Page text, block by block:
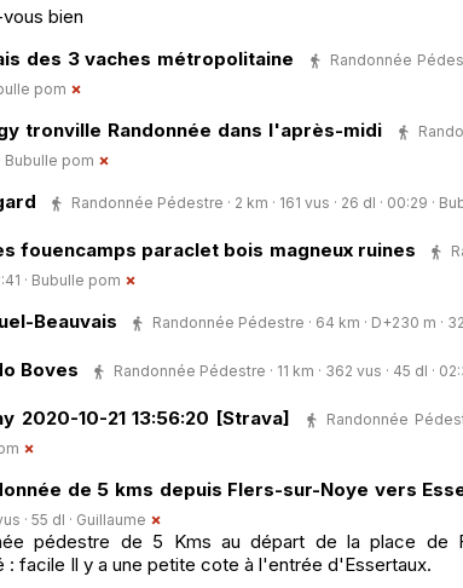
bien
des 3 vaches métropolitaine
Randonnée
pom
tronville Randonnée dans l'après-midi
Bubulle pom
Randonnée Pédestre · 2 km · 161 vus · 26 dl · 00:29 ·
fouencamps paraclet bois magneux ruines
· Bubulle pom
Beauvais Randonnée Pédestre · 64 km · D+230 m ·
Boves Randonnée Pédestre · 11 km · 362 vus · 45 dl ·
2020-10-21 13:56:20 [Strava]
Randonnée
de 5 kms depuis Flers-sur-Noye vers
· 55 dl · Guillaume
pédestre de 5 Kms au départ de la place de
: facile Il y a une petite cote à l'entrée d'Essertaux.